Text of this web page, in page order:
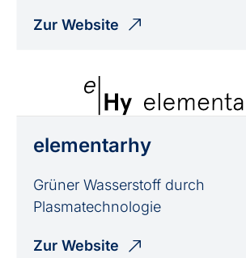
Zur Website
elementarhy
Grüner Wasserstoff durch
Plasmatechnologie
Zur Website